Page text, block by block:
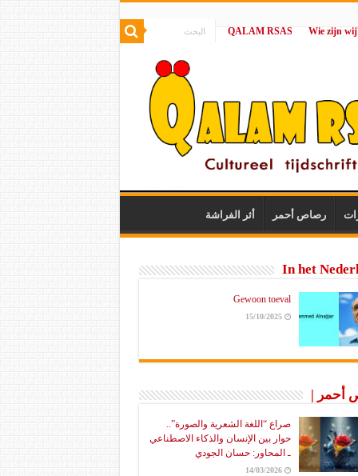
|
QALAM RSAS
رصاص أحمر أثر الفراشة
In het
Gewoon toeval
15/10/2025
أحمر |
صراع “اللغة الشعرية والصورة”..
حوار بين الإنسان والذكاء الاصطناعي
ـ المحاور: حسان الجودي
14/03/2026